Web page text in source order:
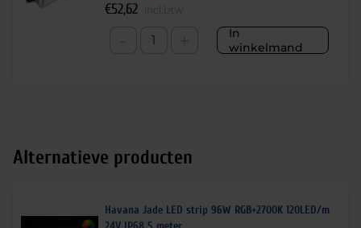
In
winkelmand
€52,62
Alternatieve producten
Havana Jade LED strip 96W RGB+2700K 120LED/m